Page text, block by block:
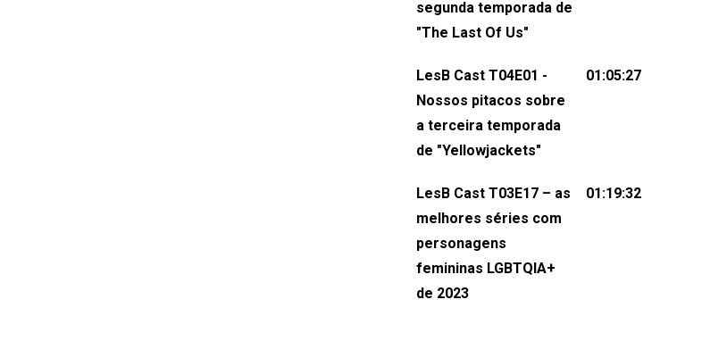
não esqueça de visitar nosso site e
sociais:Twitter: ⁠⁠⁠⁠@lesbout_br⁠⁠⁠⁠ Instagram:
do LesB Cast:Apresentação de
Karolen Passos
(⁠⁠⁠⁠⁠⁠@KarolenPassos⁠⁠⁠⁠⁠⁠)Participação de
Pollyelly FlorêncioEdição de Naiady
Machado
segunda temporada de
"The Last Of Us"
LesB Cast T04E01 -
Nossos pitacos sobre
a terceira temporada
de "Yellowjackets"
01:05:27
LesB Cast T03E17 – as
melhores séries com
personagens
femininas LGBTQIA+
de 2023
01:19:32